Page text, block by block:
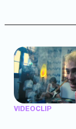
VIDEOCLIP